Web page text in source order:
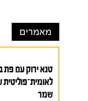
מאמרים
טנא ירוק עם
שמר